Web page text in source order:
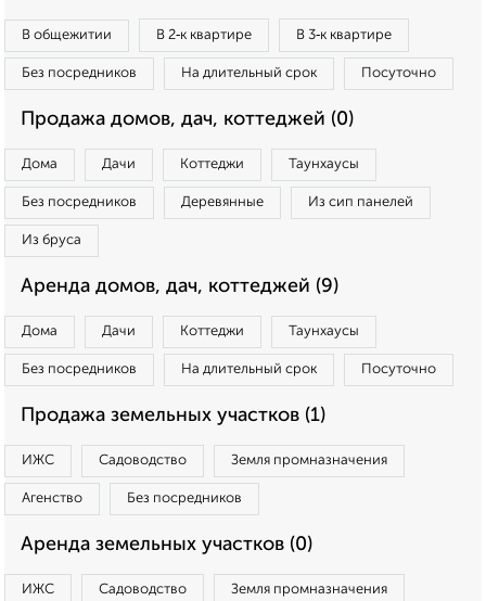
В общежитии В 2‑к квартире В 3‑к квартире
Без посредников На длительный срок Посуточно
Продажа домов, дач, коттеджей (0)
Дома Дачи Коттеджи Таунхаусы
Без посредников Деревянные Из сип панелей
Из бруса
Аренда домов, дач, коттеджей (9)
Дома Дачи Коттеджи Таунхаусы
Без посредников На длительный срок Посуточно
Продажа земельных участков (1)
ИЖС Садоводство Земля промназначения
Агенство Без посредников
Аренда земельных участков (0)
ИЖС Садоводство Земля промназначения